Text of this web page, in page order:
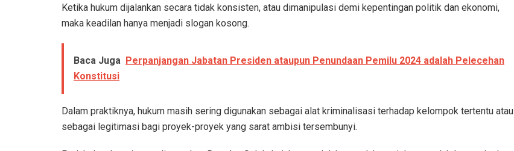
Ketika hukum dijalankan secara tidak konsisten, atau dimanipulasi demi kepentingan politik dan ekonomi,
maka keadilan hanya menjadi slogan kosong.
Baca Juga Perpanjangan Jabatan Presiden ataupun Penundaan Pemilu 2024 adalah Pelecehan
Konstitusi
Dalam praktiknya, hukum masih sering digunakan sebagai alat kriminalisasi terhadap kelompok tertentu atau
sebagai legitimasi bagi proyek-proyek yang sarat ambisi tersembunyi.